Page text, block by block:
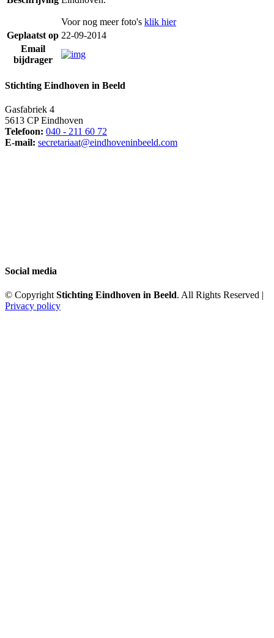
Voor nog meer foto's klik hier
Geplaatst op 22-09-2014
Email
bijdrager
Stichting Eindhoven in Beeld
Gasfabriek 4
5613 CP Eindhoven
Telefoon: 040 - 211 60 72
E-mail: secretariaat@eindhoveninbeeld.com
Social media
© Copyright Stichting Eindhoven in Beeld. All Rights Reserved |
Privacy policy